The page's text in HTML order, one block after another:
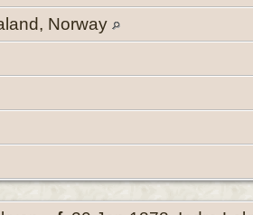
Norway